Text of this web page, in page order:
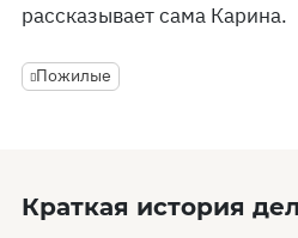
рассказывает сама Карина.
Пожилые
Краткая история